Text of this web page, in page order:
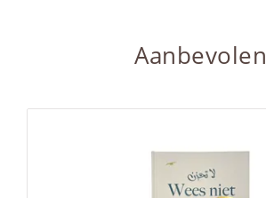
Aanbevolen